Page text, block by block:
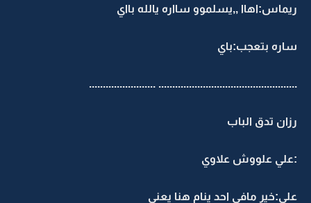
ريماس:اهاا ,,يسلموو سااره يالله بااي
ساره بتعجب:باي
.................................................. ........................
رزان تدق الباب
:علي علووش علاوي
علي:خير مافي احد ينام هنا يعني